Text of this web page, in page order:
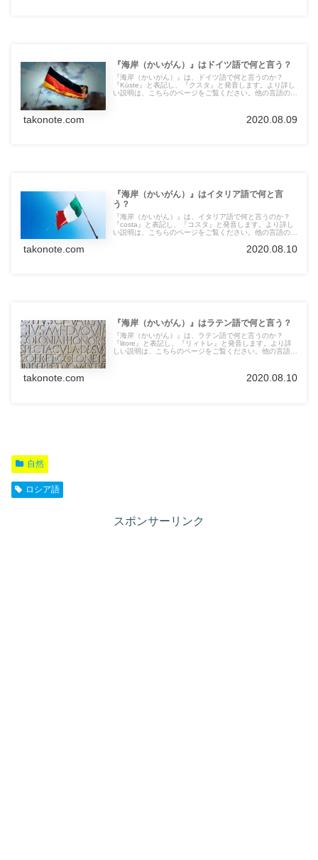
『海岸（かいがん）』はドイツ語で何と言う？
『海岸（かいがん）』は、ドイツ語で何と言うのか？
『Küste』と表記し、『クスタ』と発音します。より詳し
い説明は、こちらのページをご覧ください。他の言語の言
takonote.com 2020.08.09
『海岸（かいがん）』はイタリア語で何と言
う？
『海岸（かいがん）』は、イタリア語で何と言うのか？
『costa』と表記し、『コスタ』と発音します。より詳し
い説明は、こちらのページをご覧ください。他の言語の言
takonote.com 2020.08.10
『海岸（かいがん）』はラテン語で何と言う？
『海岸（かいがん）』は、ラテン語で何と言うのか？
『litore』と表記し、『リィトレ』と発音します。より詳
しい説明は、こちらのページをご覧ください。他の言語の
takonote.com 2020.08.10
自然
ロシア語
スポンサーリンク